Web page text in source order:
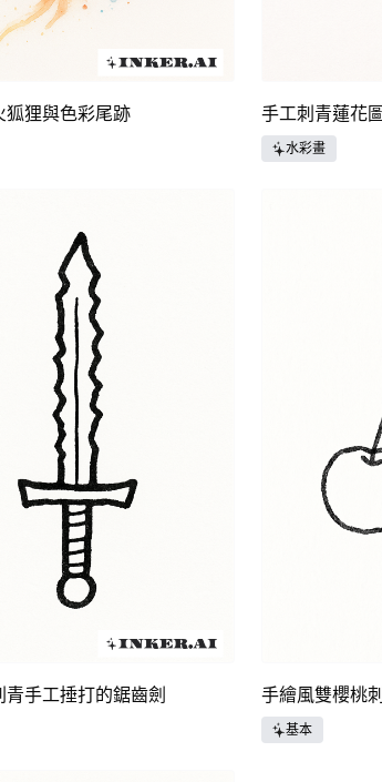
狐狸與色彩尾跡 手工刺青蓮花
水彩畫
手工捶打的鋸齒劍 手繪風雙櫻桃
基本